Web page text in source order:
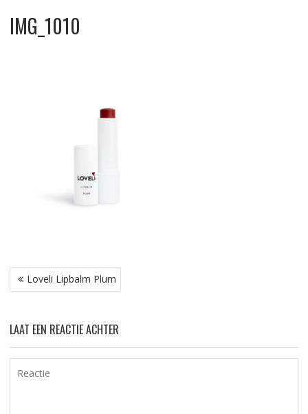
IMG_1010
Bericht
navigatie
Loveli Lipbalm Plum
LAAT EEN REACTIE ACHTER